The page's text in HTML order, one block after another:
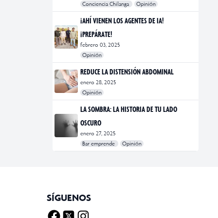
Conciencia Chilanga
Opinión
#bienestar
#Opinión
#Principal
¡AHÍ VIENEN LOS AGENTES DE IA!
¡PREPÁRATE!
febrero 03, 2025
Opinión
#Bar Emprende
#Opinión
#Principal
REDUCE LA DISTENSIÓN ABDOMINAL
enero 28, 2025
Opinión
#bienestar
#Opinión
#Principal
#Salud
LA SOMBRA: LA HISTORIA DE TU LADO
OSCURO
enero 27, 2025
Bar emprende
Opinión
#Bar Emprende
#CDMX
#marketing
SÍGUENOS